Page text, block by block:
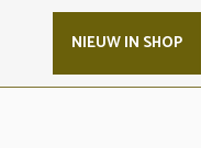
NIEUW IN SHOP